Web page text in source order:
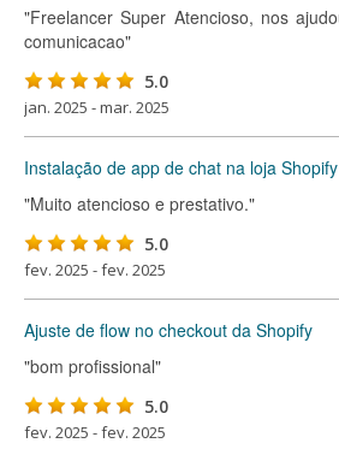
"Freelancer Super Atencioso, nos
comunicacao"
5.0
jan. 2025 - mar. 2025
Instalação de app de chat na loja Shopify
"Muito atencioso e prestativo."
5.0
fev. 2025 - fev. 2025
Ajuste de flow no checkout da Shopify
"bom profissional"
5.0
fev. 2025 - fev. 2025